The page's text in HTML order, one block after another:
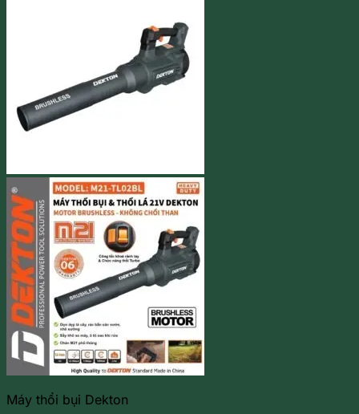
Máy thổi bụi Dekton